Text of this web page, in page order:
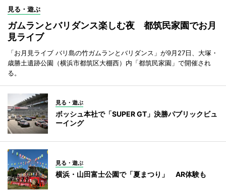
見る・遊ぶ
ガムランとバリダンス楽しむ夜 都筑民家園でお月
見ライブ
「お月見ライブ バリ島の竹ガムランとバリダンス」が9月27日、大塚・
歳勝土遺跡公園（横浜市都筑区大棚西）内「都筑民家園」で開催され
る。
見る・遊ぶ
ボッシュ本社で「SUPER GT」決勝パブリックビュ
ーイング
見る・遊ぶ
横浜・山田富士公園で「夏まつり」 AR体験も